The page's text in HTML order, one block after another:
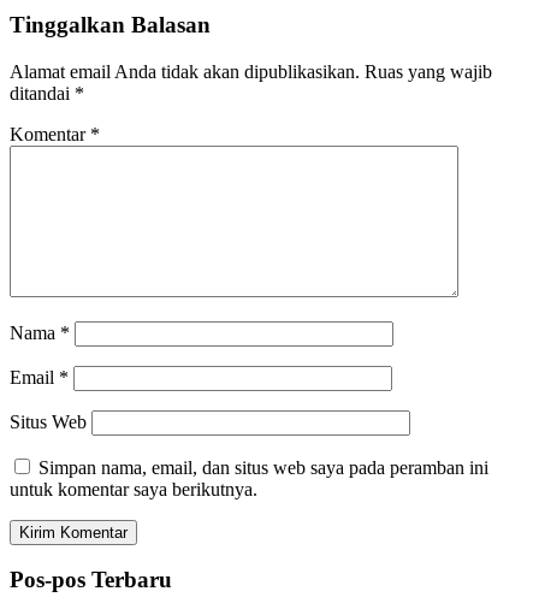
Tinggalkan Balasan
Alamat email Anda tidak akan dipublikasikan. Ruas yang wajib
ditandai *
Komentar *
Nama *
Email *
Situs Web
Simpan nama, email, dan situs web saya pada peramban ini
untuk komentar saya berikutnya.
Pos-pos Terbaru